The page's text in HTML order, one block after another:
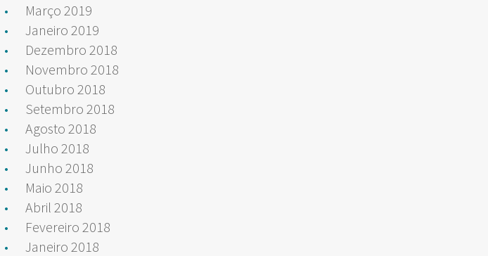
Março 2019
Janeiro 2019
Dezembro 2018
Novembro 2018
Outubro 2018
Setembro 2018
Agosto 2018
Julho 2018
Junho 2018
Maio 2018
Abril 2018
Fevereiro 2018
Janeiro 2018